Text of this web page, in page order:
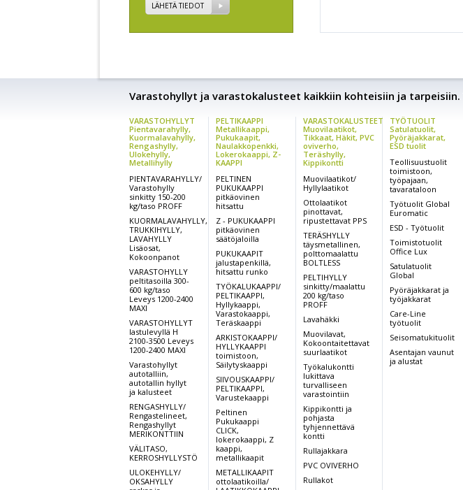
LÄHETÄ TIEDOT
Varastohyllyt ja varastokalusteet kaikkiin kohteisiin ja tarpeisiin.
VARASTOHYLLYT
Pientavarahylly,
Kuormalavahylly,
Rengashylly,
Ulokehylly,
Metallihylly
PIENTAVARAHYLLY/
Varastohylly
sinkitty 150-200
kg/taso PROFF
KUORMALAVAHYLLY,
TRUKKIHYLLY,
LAVAHYLLY
Lisäosat,
Kokoonpanot
VARASTOHYLLY
peltitasoilla 300-
600 kg/taso
Leveys 1200-2400
MAXI
VARASTOHYLLYT
lastulevyllä H
2100-3500 Leveys
1200-2400 MAXI
Varastohyllyt
autotalliin,
autotallin hyllyt
ja kalusteet
RENGASHYLLY/
Rengastelineet,
Rengashyllyt
MERIKONTTIIN
VÄLITASO,
KERROSHYLLYSTÖ
ULOKEHYLLY/
OKSAHYLLY
PELTIKAAPPI
Metallikaappi,
Pukukaapit,
Naulakkopenkki,
Lokerokaappi, Z-
KAAPPI
PELTINEN
PUKUKAAPPI
pitkäovinen
hitsattu
Z - PUKUKAAPPI
pitkäovinen
säätöjaloilla
PUKUKAAPIT
jalustapenkillä,
hitsattu runko
TYÖKALUKAAPPI/
PELTIKAAPPI,
Hyllykaappi,
Varastokaappi,
Teräskaappi
ARKISTOKAAPPI/
HYLLYKAAPPI
toimistoon,
Säilytyskaappi
SIIVOUSKAAPPI/
PELTIKAAPPI,
Varustekaappi
Peltinen
Pukukaappi
CLICK,
lokerokaappi, Z
kaappi,
metallikaapit
METALLIKAAPIT
ottolaatikoilla/
VARASTOKALUSTEET
Muovilaatikot,
Tikkaat, Häkit, PVC
oviverho,
Teräshylly,
Kippikontti
Muovilaatikot/
Hyllylaatikot
Ottolaatikot
pinottavat,
ripustettavat PPS
TERÄSHYLLY
täysmetallinen,
polttomaalattu
BOLTLESS
PELTIHYLLY
sinkitty/maalattu
200 kg/taso
PROFF
Lavahäkki
Muovilavat,
Kokoontaitettavat
suurlaatikot
Työkalukontti
lukittava
turvalliseen
varastointiin
Kippikontti ja
pohjasta
tyhjennettävä
kontti
Rullajakkara
PVC OVIVERHO
Rullakot
TYÖTUOLIT
Satulatuolit,
Pyöräjakkarat,
ESD tuolit
Teollisuustuolit
toimistoon,
työpajaan,
tavarataloon
Työtuolit Global
Euromatic
ESD - Työtuolit
Toimistotuolit
Office Lux
Satulatuolit
Global
Pyöräjakkarat ja
työjakkarat
Care-Line
työtuolit
Seisomatukituolit
Asentajan vaunut
ja alustat